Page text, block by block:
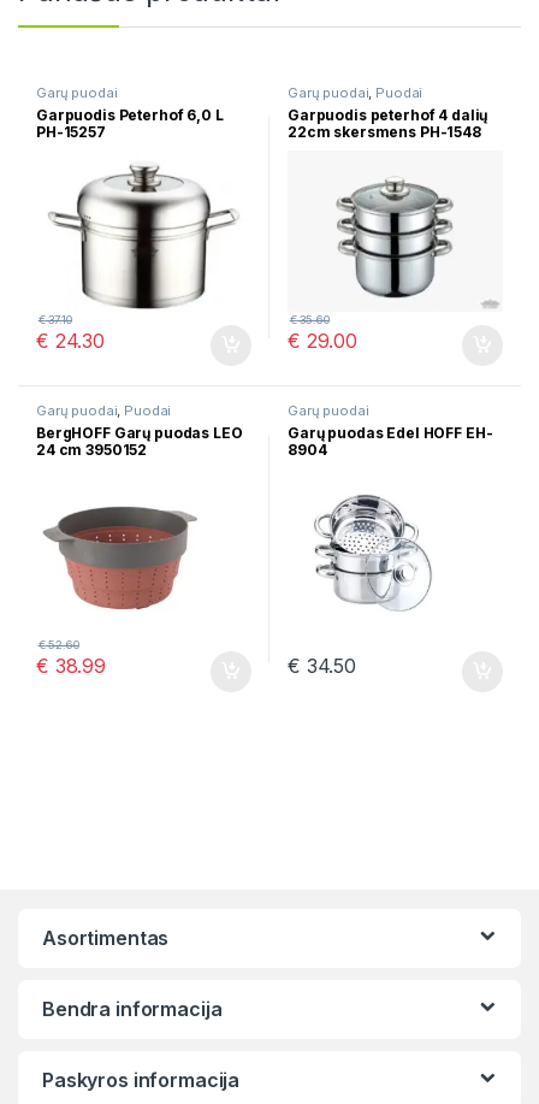
Garų puodai
Garpuodis Peterhof 6,0 L
PH-15257
€ 24.30
€37.10
Garų puodai, Puodai
Garpuodis peterhof 4 dalių
22cm skersmens PH-1548
€ 29.00
€35.60
Garų puodai, Puodai
BergHOFF Garų puodas LEO
24 cm 3950152
€ 38.99
€52.60
Garų puodai
Garų puodas Edel HOFF EH-
8904
€ 34.50
Asortimentas
Bendra informacija
Paskyros informacija